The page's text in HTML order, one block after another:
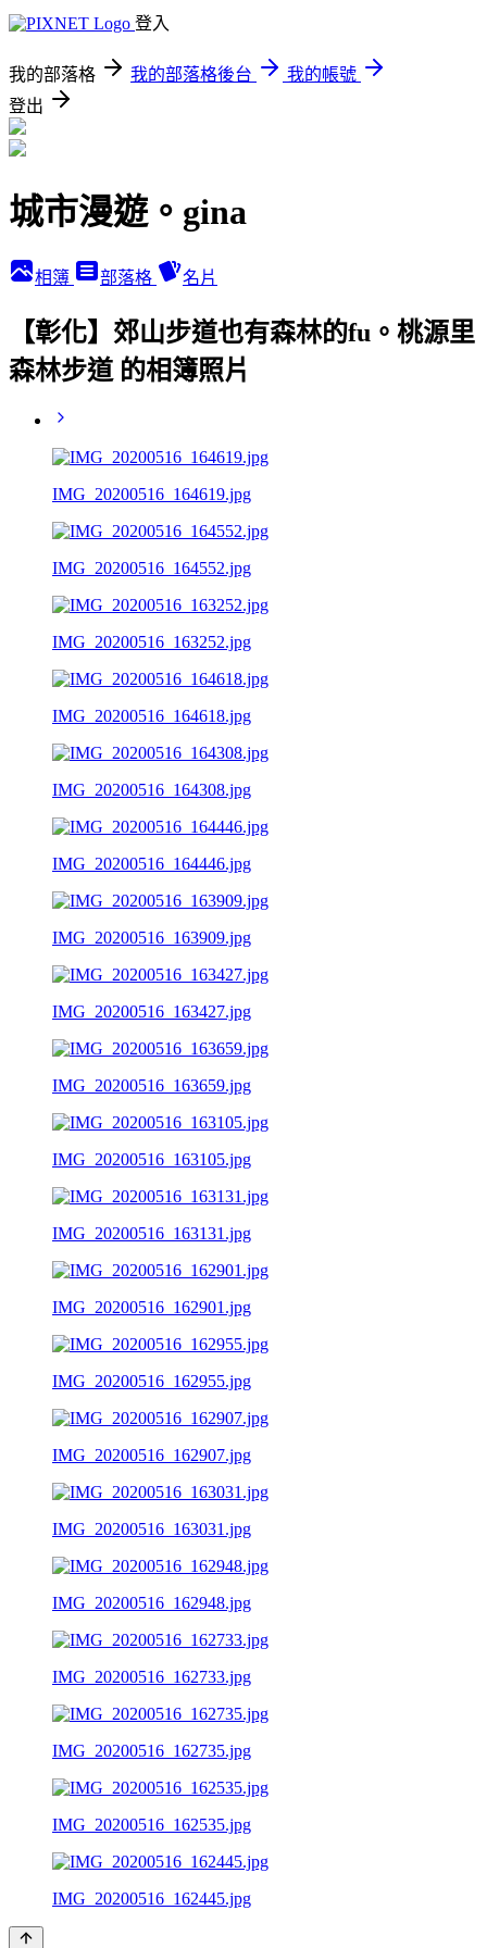
登入
我的部落格 我的部落格後台
我的帳號
登出
城市漫遊。gina
相簿 部落格 名片
【彰化】郊山步道也有森林的fu。桃源里
森林步道 的相簿照片
IMG_20200516_164619.jpg
IMG_20200516_164552.jpg
IMG_20200516_163252.jpg
IMG_20200516_164618.jpg
IMG_20200516_164308.jpg
IMG_20200516_164446.jpg
IMG_20200516_163909.jpg
IMG_20200516_163427.jpg
IMG_20200516_163659.jpg
IMG_20200516_163105.jpg
IMG_20200516_163131.jpg
IMG_20200516_162901.jpg
IMG_20200516_162955.jpg
IMG_20200516_162907.jpg
IMG_20200516_163031.jpg
IMG_20200516_162948.jpg
IMG_20200516_162733.jpg
IMG_20200516_162735.jpg
IMG_20200516_162535.jpg
IMG_20200516_162445.jpg